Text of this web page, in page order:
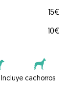
15€
10€
Incluye cachorros